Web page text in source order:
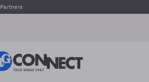
Partners